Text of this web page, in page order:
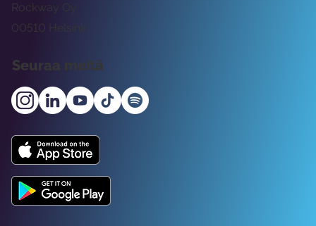
Rockway Oy
00510 Helsinki
Seuraa meitä